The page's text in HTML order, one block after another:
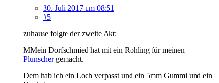
30. Juli 2017 um 08:51
#5
zuhause folgte der zweite Akt:
MMein Dorfschmied hat mit ein Rohling für meinen
Plunschergemacht.
Dem hab ich ein Loch verpasst und ein 5mm Gummi und ein